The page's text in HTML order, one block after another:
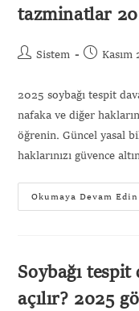
tazminatlar
Sistem Kasım
2025 soybağı tespit
nafaka ve diğer
öğrenin. Güncel yasal
haklarınızı güvence
Okumaya Devam Edin
Soybağı
açılır? 2025